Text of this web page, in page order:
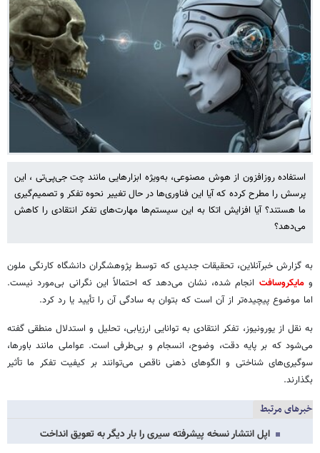
استفاده روزافزون از هوش مصنوعی، به‌ویژه ابزارهایی مانند چت جی‌پی‌تی ، این
پرسش را مطرح کرده که آیا این فناوری‌ها در حال تغییر نحوه تفکر و تصمیم‌گیری
ما هستند؟ آیا افزایش اتکا به این سیستم‌ها مهارت‌های تفکر انتقادی را کاهش
می‌دهد؟
به گزارش خبرآنلاین، تحقیقات جدیدی که توسط پژوهشگران دانشگاه کارنگی ملون
ومایکروسافت انجام شده، نشان می‌دهد که احتمالاً این نگرانی بی‌مورد نیست.
اما موضوع پیچیده‌تر از آن است که بتوان به سادگی آن را تأیید یا رد کرد.
به نقل از یورونیوز، تفکر انتقادی به توانایی ارزیابی، تحلیل و استدلال منطقی گفته
می‌شود که بر پایه دقت، وضوح، انسجام و بی‌طرفی است. عواملی مانند باورها،
سوگیری‌های شناختی و الگوهای ذهنی ناقص می‌توانند بر کیفیت تفکر ما تأثیر
بگذارند.
خبرهای مرتبط
اپل انتشار نسخه پیشرفته سیری را بار دیگر به تعویق انداخت